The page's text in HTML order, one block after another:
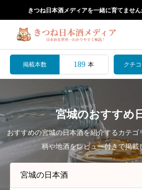
きつね日本酒メディアを一緒に育てません
掲載本数 189 本 クチ
宮城のおすすめ
おすすめの宮城の日本酒を紹介するカテ
柄や地酒をレビュー付きで掲載